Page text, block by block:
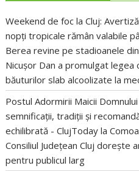
Weekend de foc la Cluj:
nopți tropicale rămân valabile
Berea revine pe stadioanele
Nicușor Dan a promulgat
băuturilor slab alcoolizate la
Postul Adormirii Maicii
semnificații, tradiții și
echilibrată - ClujToday la
Consiliul Județean Cluj dorește
pentru publicul larg